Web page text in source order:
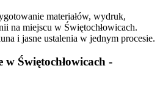
materiałów, wydruk,
na miejscu w Świętochłowicach.
i jasne ustalenia w jednym procesie.
Świętochłowicach -